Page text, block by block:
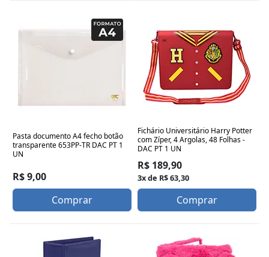
Pasta documento A4 fecho botão
transparente 653PP-TR DAC PT 1
UN
R$ 9,00
Comprar
Fichário Universitário Harry Potter
com Zíper, 4 Argolas, 48 Folhas -
DAC PT 1 UN
R$ 189,90
3x de R$ 63,30
Comprar